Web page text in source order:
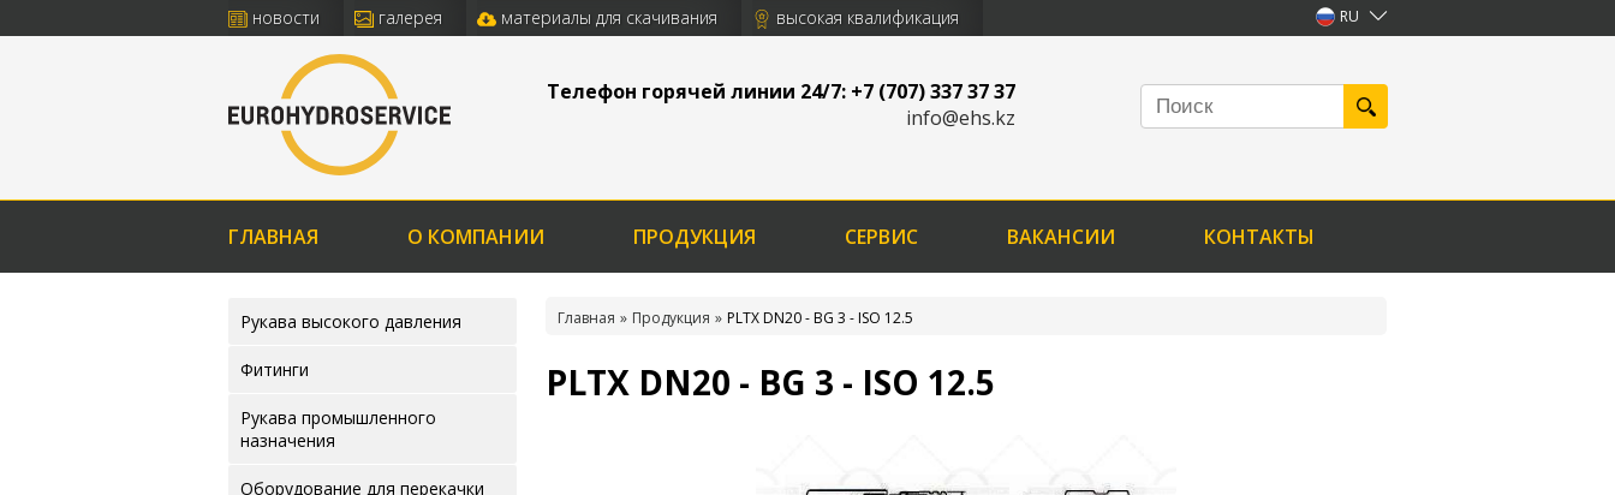
новости галерея материалы для скачивания высокая квалификация RU
Телефон горячей линии 24/7: +7 (707) 337 37 37
info@ehs.kz
ГЛАВНАЯ О КОМПАНИИ ПРОДУКЦИЯ СЕРВИС ВАКАНСИИ КОНТАКТЫ
Рукава высокого давления
Фитинги
Рукава промышленного
назначения
Оборудование для перекачки
Главная Продукция PLTX DN20 - BG 3 - ISO 12.5
PLTX DN20 - BG 3 - ISO 12.5